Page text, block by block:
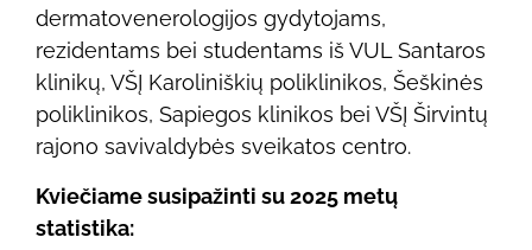
dermatovenerologijos gydytojams,
rezidentams bei studentams iš VUL Santaros
klinikų, VŠĮ Karoliniškių poliklinikos, Šeškinės
poliklinikos, Sapiegos klinikos bei VŠĮ Širvintų
rajono savivaldybės sveikatos centro.
Kviečiame susipažinti su 2025 metų
statistika: